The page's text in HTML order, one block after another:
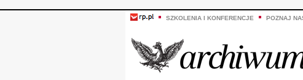
SZKOLENIA I KONFERENCJE POZNAJ